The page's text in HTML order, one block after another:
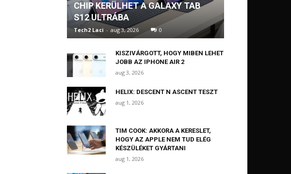
CHIP KERÜLHET A GALAXY TAB
S12 ULTRÁBA
Tech2 Laci - aug 3, 2026 0
KISZIVÁRGOTT, HOGY MIBEN LEHET
JOBB AZ IPHONE AIR 2
aug 3, 2026
HELIX: DESCENT N ASCENT TESZT
aug 1, 2026
TIM COOK: AKKORA A KERESLET,
HOGY AZ APPLE NEM TUD ELÉG
KÉSZÜLÉKET GYÁRTANI
aug 1, 2026